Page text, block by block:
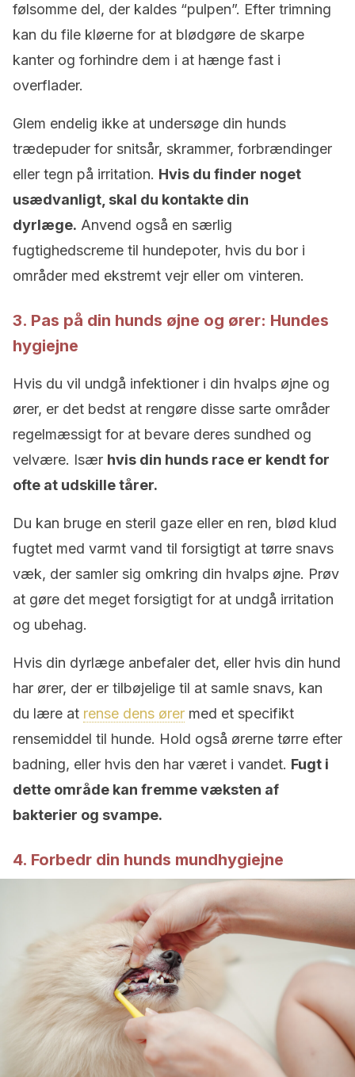
følsomme del, der kaldes “pulpen”. Efter trimning
kan du file kløerne for at blødgøre de skarpe
kanter og forhindre dem i at hænge fast i
overflader.
Glem endelig ikke at undersøge din hunds
trædepuder for snitsår, skrammer, forbrændinger
eller tegn på irritation. Hvis du finder noget
usædvanligt, skal du kontakte din
dyrlæge. Anvend også en særlig
fugtighedscreme til hundepoter, hvis du bor i
områder med ekstremt vejr eller om vinteren.
3. Pas på din hunds øjne og ører: Hundes
hygiejne
Hvis du vil undgå infektioner i din hvalps øjne og
ører, er det bedst at rengøre disse sarte områder
regelmæssigt for at bevare deres sundhed og
velvære. Især hvis din hunds race er kendt for
ofte at udskille tårer.
Du kan bruge en steril gaze eller en ren, blød klud
fugtet med varmt vand til forsigtigt at tørre snavs
væk, der samler sig omkring din hvalps øjne. Prøv
at gøre det meget forsigtigt for at undgå irritation
og ubehag.
Hvis din dyrlæge anbefaler det, eller hvis din hund
har ører, der er tilbøjelige til at samle snavs, kan
du lære at rense dens ører med et specifikt
rensemiddel til hunde. Hold også ørerne tørre efter
badning, eller hvis den har været i vandet. Fugt i
dette område kan fremme væksten af
bakterier og svampe.
4. Forbedr din hunds mundhygiejne